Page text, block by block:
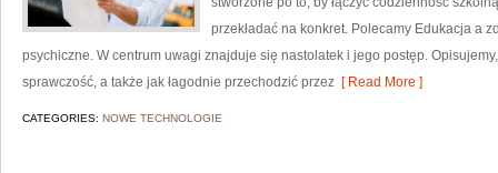
przekładać na konkret. Polecamy Edukacja a
psychiczne. W centrum uwagi znajduje się nastolatek i jego postęp.
sprawczość, a także jak łagodnie przechodzić przez [ Read More ]
CATEGORIES: NOWE TECHNOLOGIE